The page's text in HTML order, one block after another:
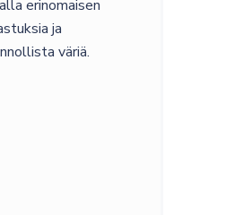
erinomaisen
ja
väriä.